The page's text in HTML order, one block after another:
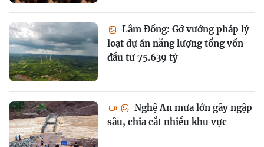
Lâm Đồng: Gỡ vướng pháp lý
loạt dự án năng lượng tổng vốn
đầu tư 75.639 tỷ
Nghệ An mưa lớn gây ngập
sâu, chia cắt nhiều khu vực